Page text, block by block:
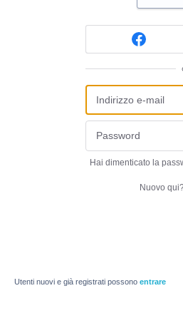
Hai dimenticato la
Nuovo
Utenti nuovi e già registrati possono entrare